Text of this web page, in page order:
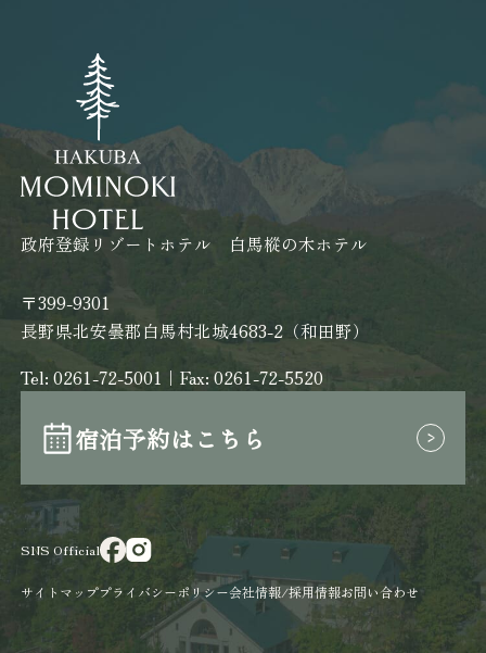
政府登録リゾートホテル 白馬樅の木ホテル
〒399-9301
長野県北安曇郡白馬村北城4683-2（和田野）
Tel:0261-72-5001 ｜Fax: 0261-72-5520
宿泊予約はこちら
SNS Official
サイトマッププライバシーポリシー会社情報/採用情報お問い合わせ